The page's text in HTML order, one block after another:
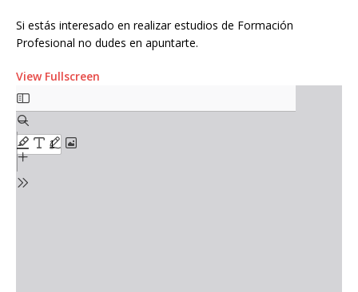
Si estás interesado en realizar estudios de Formación
Profesional no dudes en apuntarte.
View Fullscreen